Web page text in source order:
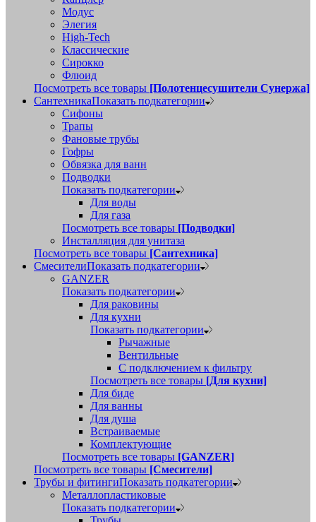
Модус
Элегия
High-Tech
Классические
Сирокко
Флюид
Посмотреть все товары [Полотенцесушители Сунержа]
СантехникаПоказать подкатегории
Сифоны
Трапы
Фановые трубы
Гофры
Обвязка для ванн
Подводки
Показать подкатегории
Для воды
Для газа
Посмотреть все товары [Подводки]
Инсталляция для унитаза
Посмотреть все товары [Сантехника]
СмесителиПоказать подкатегории
GANZER
Показать подкатегории
Для раковины
Для кухни
Показать подкатегории
Рычажные
Вентильные
С подключением к фильтру
Посмотреть все товары [Для кухни]
Для биде
Для ванны
Для душа
Встраиваемые
Комплектующие
Посмотреть все товары [GANZER]
Посмотреть все товары [Смесители]
Трубы и фитингиПоказать подкатегории
Металлопластиковые
Показать подкатегории